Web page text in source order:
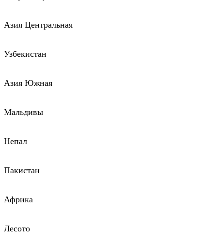
Азия Центральная
Узбекистан
Азия Южная
Мальдивы
Непал
Пакистан
Африка
Лесото